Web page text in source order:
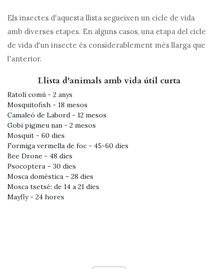
Els insectes d'aquesta llista segueixen un cicle de vida
amb diverses etapes. En alguns casos, una etapa del cicle
de vida d'un insecte és considerablement més llarga que
l'anterior.
Llista d'animals amb vida útil curta
Ratolí comú - 2 anys
Mosquitofish - 18 mesos
Camaleó de Labord - 12 mesos
Gobi pigmeu nan - 2 mesos
Mosquit - 60 dies
Formiga vermella de foc - 45-60 dies
Bee Drone - 48 dies
Psocoptera – 30 dies
Mosca domèstica – 28 dies
Mosca tsetsé: de 14 a 21 dies
Mayfly - 24 hores